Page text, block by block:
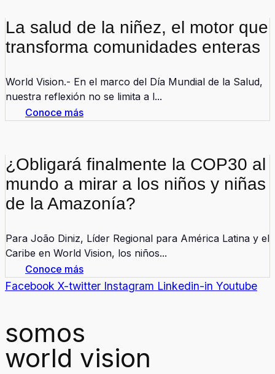
La salud de la niñez, el motor que
transforma comunidades enteras
World Vision.- En el marco del Día Mundial de la Salud,
nuestra reflexión no se limita a l...
Conoce más
¿Obligará finalmente la COP30 al
mundo a mirar a los niños y niñas
de la Amazonía?
Para João Diniz, Líder Regional para América Latina y el
Caribe en World Vision, los niños...
Conoce más
Facebook X-twitter Instagram Linkedin-in Youtube
somos
world vision